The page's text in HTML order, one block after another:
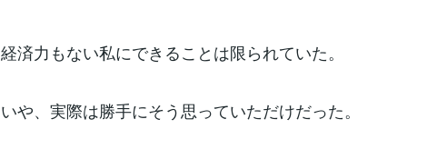
経済力もない私にできることは限られていた。
いや、実際は勝手にそう思っていただけだった。